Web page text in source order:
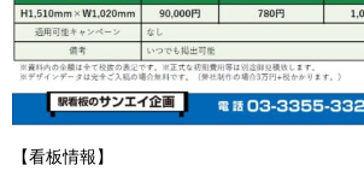
【看板情報】